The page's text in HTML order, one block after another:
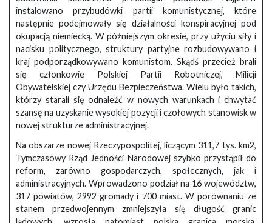
instalowano przybudówki partii komunistycznej, które
następnie podejmowały się działalności konspiracyjnej pod
okupacją niemiecką. W późniejszym okresie, przy użyciu siły i
nacisku politycznego, struktury partyjne rozbudowywano i
kraj podporządkowywano komunistom. Skądś przecież brali
się członkowie Polskiej Partii Robotniczej, Milicji
Obywatelskiej czy Urzędu Bezpieczeństwa. Wielu było takich,
którzy starali się odnaleźć w nowych warunkach i chwytać
szansę na uzyskanie wysokiej pozycji i czołowych stanowisk w
nowej strukturze administracyjnej.
Na obszarze nowej Rzeczypospolitej, liczącym 311,7 tys. km2,
Tymczasowy Rząd Jedności Narodowej szybko przystąpił do
reform, zarówno gospodarczych, społecznych, jak i
administracyjnych. Wprowadzono podział na 16 województw,
317 powiatów, 2992 gromady i 700 miast. W porównaniu ze
stanem przedwojennym zmniejszyła się długość granic